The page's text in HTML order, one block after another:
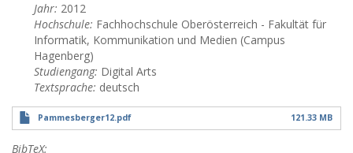
Jahr: 2012
Hochschule: Fachhochschule Oberösterreich - Fakultät für
Informatik, Kommunikation und Medien (Campus
Hagenberg)
Studiengang: Digital Arts
Textsprache: deutsch
Pammesberger12.pdf 121.33 MB
BibTeX: